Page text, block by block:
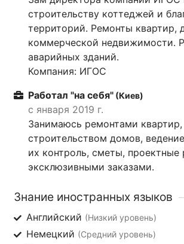
строительству коттеджей и
территорий. Ремонты квартир,
коммерческой недвижимости.
аварийных зданий.
Компания: ИГОС
Работал "на себя" (Киев)
с января 2019 г.
Занимаюсь ремонтами квартир,
строительством домов,
их контроль, сметы, проектные
эксклюзивными заказами.
Знание иностранных языков
Английский (Низкий уровень)
Немецкий (Средний уровень)